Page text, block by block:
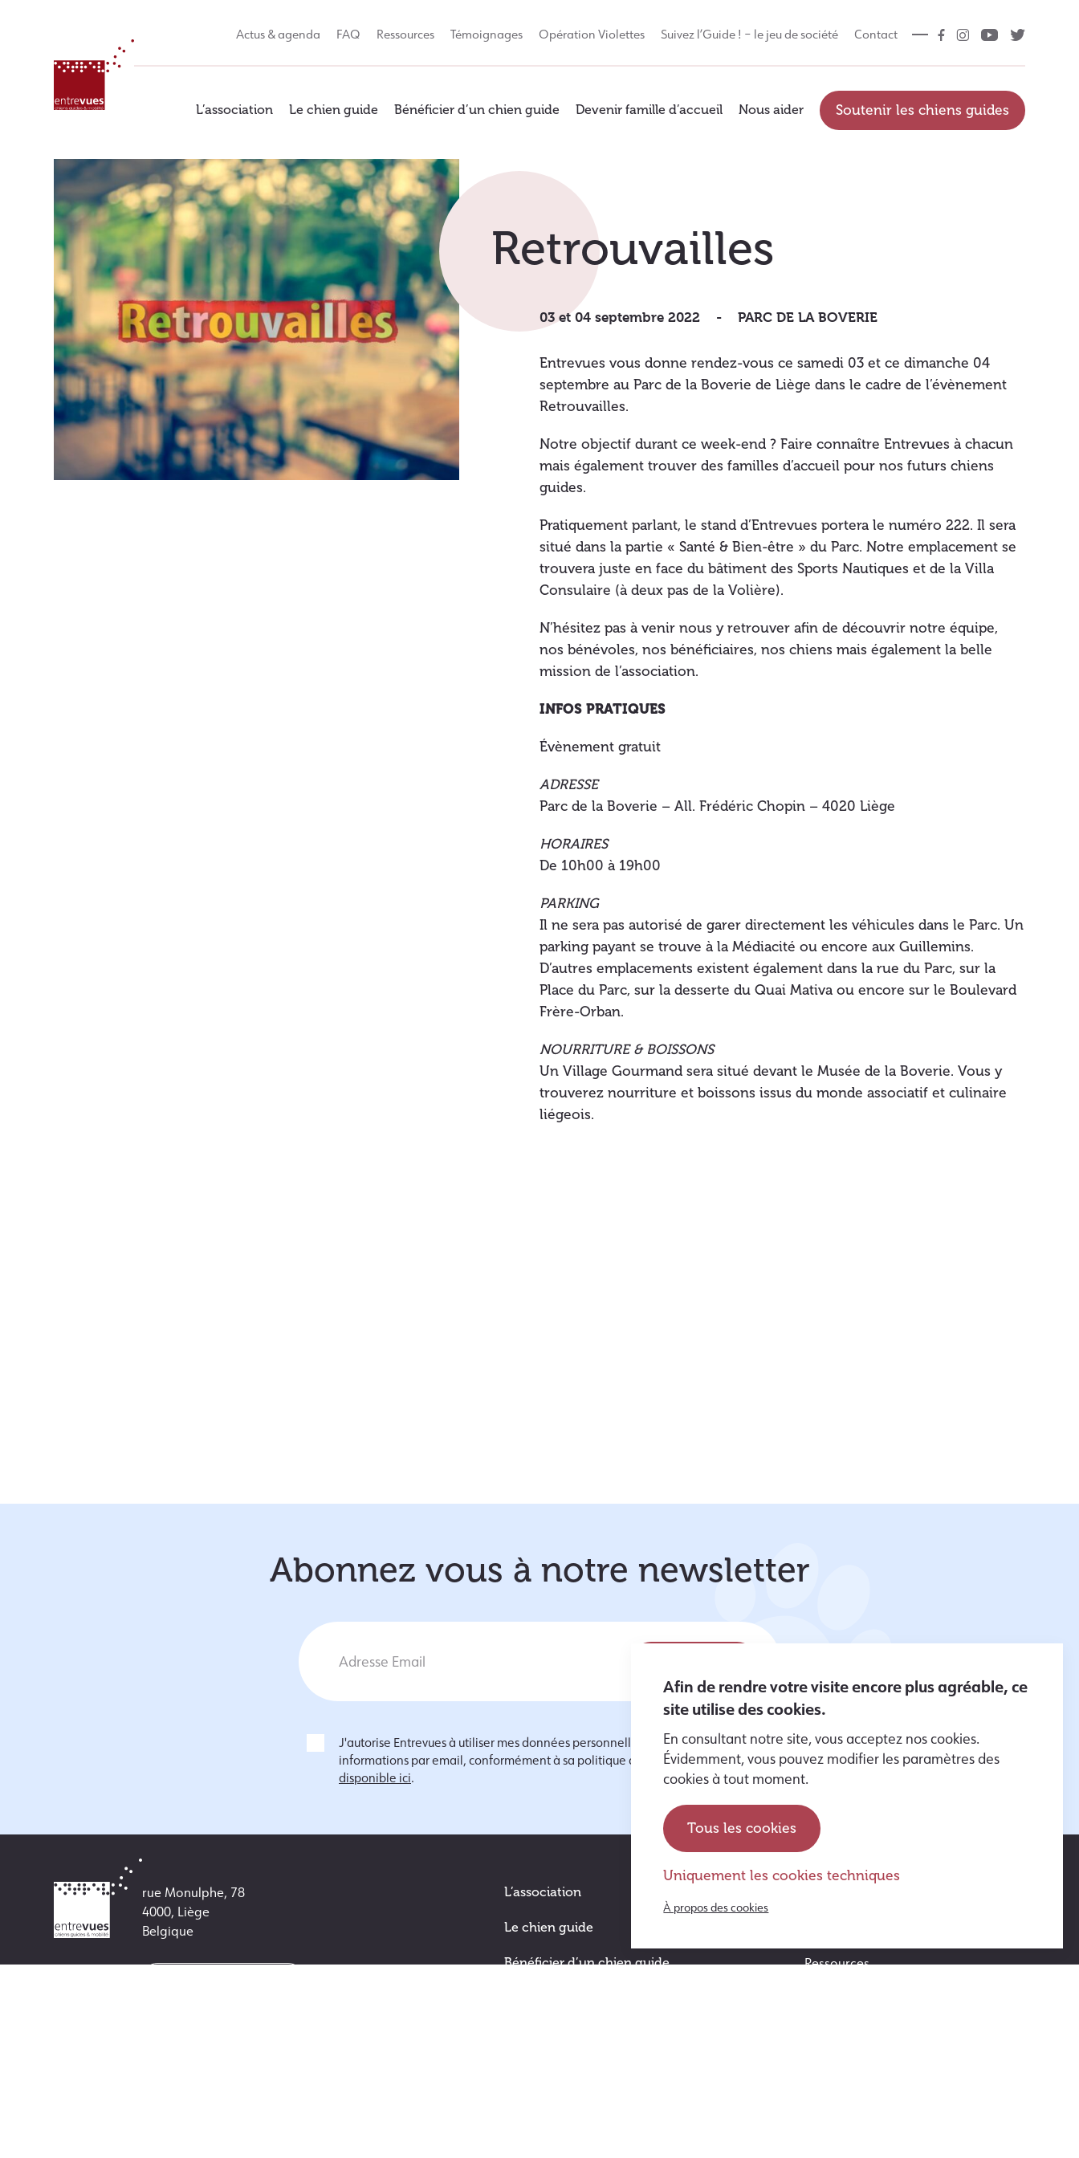
L’association Le chien guide Bénéficier d’un chien guide Devenir famille d’accueil Nous aider Soutenir les chiens guides
Actus & agenda FAQ Ressources Témoignages Opération Violettes Suivez l’Guide ! – le jeu de société Contact
Retrouvailles
03 et 04 septembre 2022 PARC DE LA BOVERIE
Entrevues vous donne rendez-vous ce samedi 03 et ce dimanche 04
septembre au Parc de la Boverie de Liège dans le cadre de l’évènement
Retrouvailles.
Notre objectif durant ce week-end ? Faire connaître Entrevues à chacun
mais également trouver des familles d’accueil pour nos futurs chiens
guides.
Pratiquement parlant, le stand d’Entrevues portera le numéro 222. Il sera
situé dans la partie « Santé & Bien-être » du Parc. Notre emplacement se
trouvera juste en face du bâtiment des Sports Nautiques et de la Villa
Consulaire (à deux pas de la Volière).
N’hésitez pas à venir nous y retrouver afin de découvrir notre équipe,
nos bénévoles, nos bénéficiaires, nos chiens mais également la belle
mission de l’association.
INFOS PRATIQUES
Évènement gratuit
ADRESSE
Parc de la Boverie – All. Frédéric Chopin – 4020 Liège
HORAIRES
De 10h00 à 19h00
PARKING
Il ne sera pas autorisé de garer directement les véhicules dans le Parc. Un
parking payant se trouve à la Médiacité ou encore aux Guillemins.
D’autres emplacements existent également dans la rue du Parc, sur la
Place du Parc, sur la desserte du Quai Mativa ou encore sur le Boulevard
Frère-Orban.
NOURRITURE & BOISSONS
Un Village Gourmand sera situé devant le Musée de la Boverie. Vous y
trouverez nourriture et boissons issus du monde associatif et culinaire
liégeois.
Abonnez vous à notre newsletter
J'autorise Entrevues à utiliser mes données personnelles pour m'envoyer des
informations par email, conformément à sa politique de protection des données
disponible ici.
rue Monulphe, 78
4000, Liège
Belgique
L’association
Le chien guide
Bénéficier d’un chien guide Ressources
Afin de rendre votre visite encore plus agréable, ce
site utilise des cookies.
En consultant notre site, vous acceptez nos cookies.
Évidemment, vous pouvez modifier les paramètres des
cookies à tout moment.
Tous les cookies
Uniquement les cookies techniques
À propos des cookies